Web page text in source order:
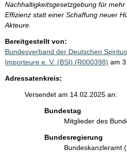
Nachhaltigkeitsgesetzgebung für
Effizienz statt einer Schaffung neuer
Akteure.
Bereitgestellt von:
Bundesverband der Deutschen
Importeure e. V. (BSI) (R000398) am
Adressatenkreis:
Versendet am 14.02.2025 an:
Bundestag
Mitglieder des
Bundesregierung
Bundeskanzleramt